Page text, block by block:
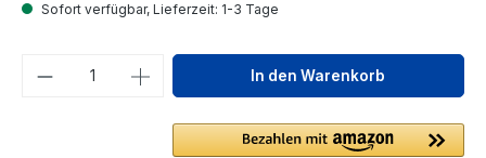
Sofort verfügbar, Lieferzeit: 1-3 Tage
Produkt Anzahl: Gib denIn den Warenkorb